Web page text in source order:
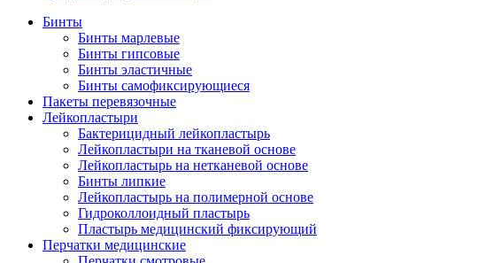
Бинты
Бинты марлевые
Бинты гипсовые
Бинты эластичные
Бинты самофиксирующиеся
Пакеты перевязочные
Лейкопластыри
Бактерицидный лейкопластырь
Лейкопластыри на тканевой основе
Лейкопластырь на нетканевой основе
Бинты липкие
Лейкопластырь на полимерной основе
Гидроколлоидный пластырь
Пластырь медицинский фиксирующий
Перчатки медицинские